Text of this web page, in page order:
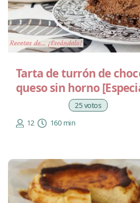
Tarta de turrón de
queso sin horno
25 votos
12
160 min